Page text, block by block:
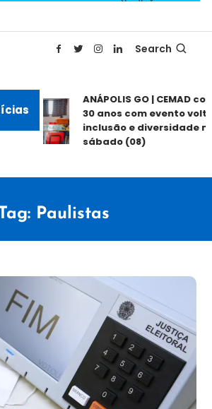
Search
ANÁPOLIS GO | CEMAD
30 anos com evento
inclusão e diversidade
sábado (08)
Paulistas